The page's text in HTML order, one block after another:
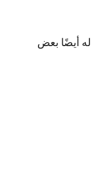
له أيضًا بعض